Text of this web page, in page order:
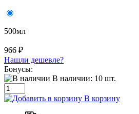
500мл
966 ₽
Нашли дешевле?
Бонусы:
В наличии: 10 шт.
В корзину